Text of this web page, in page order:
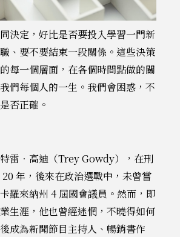
決定，好比是否要投入學習一門新
、要不要結束一段關係。這些決策
每一個層面，在各個時間點做的關
們每個人的一生。我們會困惑，不
否正確。
雷．高迪（Trey Gowdy），在刑
年，後來在政治選戰中，未曾嘗
羅來納州 4 屆國會議員。然而，即
生涯，他也曾經迷惘，不曉得如何
成為新聞節目主持人、暢銷書作